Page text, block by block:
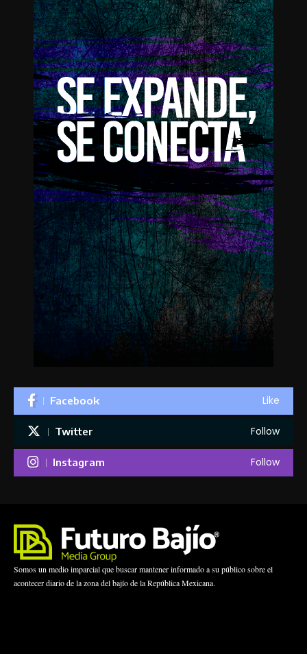
Facebook Like
Twitter Follow
Instagram Follow
Somos un medio imparcial que buscar mantener informado a su público sobre el
acontecer diario de la zona del bajío de la República Mexicana.